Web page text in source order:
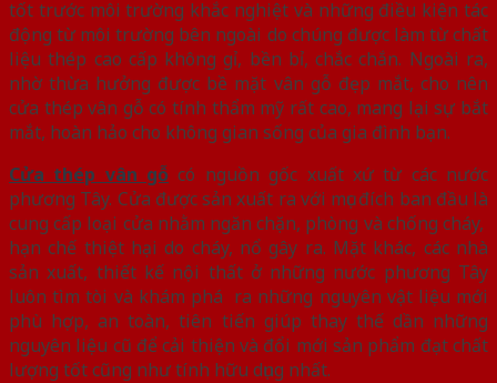
tốt trước môi trường khắc nghiệt và những điều kiện tác
động từ môi trường bên ngoài do chúng được làm từ chất
liệu thép cao cấp không gỉ, bền bỉ, chắc chắn. Ngoài ra,
nhờ thừa hưởng được bề mặt vân gỗ đẹp mắt, cho nên
cửa thép vân gỗ có tính thẩm mỹ rất cao, mang lại sự bắt
mắt, hoàn hảo cho không gian sống của gia đình bạn.
Cửa thép vân gỗ có nguồn gốc xuất xứ từ các nước
phương Tây. Cửa được sản xuất ra với mục đích ban đầu là
cung cấp loại cửa nhằm ngăn chặn, phòng và chống cháy,
hạn chế thiệt hại do cháy, nổ gây ra. Mặt khác, các nhà
sản xuất, thiết kế nội thất ở những nước phương Tây
luôn tìm tòi và khám phá ra những nguyên vật liệu mới
phù hợp, an toàn, tiên tiến giúp thay thế dần những
nguyên liệu cũ để cải thiện và đổi mới sản phẩm đạt chất
lượng tốt cũng như tính hữu dụng nhất.